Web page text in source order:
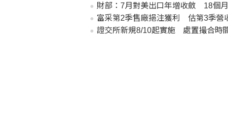
財部：7月對美出口年增收斂 18個
富采第2季售廠挹注獲利 估第3季營
證交所新規8/10起實施 處置撮合時